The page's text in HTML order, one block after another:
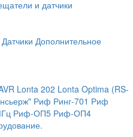
и датчики
Датчики Дополнительное
Lonta 202 Lonta Optima (RS-
Риф Ринг-701 Риф
Риф-ОП5 Риф-ОП4